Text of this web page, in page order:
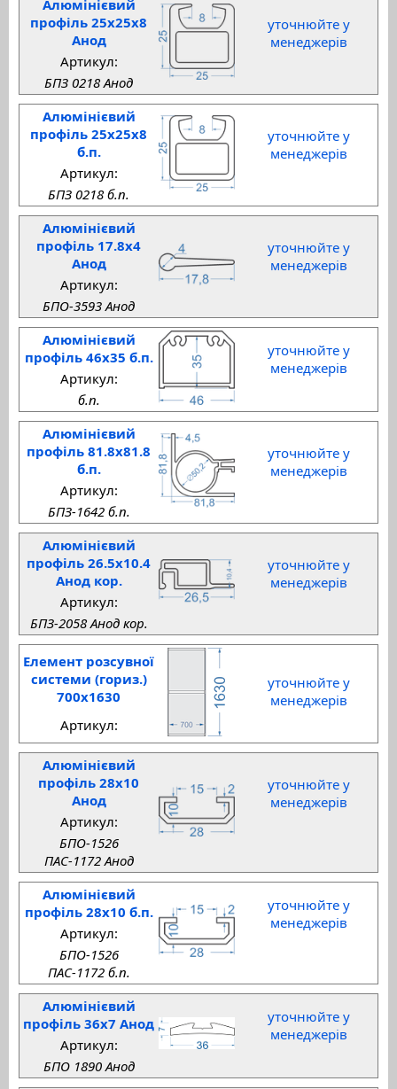
Алюмінієвий
профіль 25x25x8
Анод
уточнюйте у
менеджерів
Артикул:
БПЗ 0218 Анод
Алюмінієвий
профіль 25x25x8
б.п.
уточнюйте у
менеджерів
Артикул:
БПЗ 0218 б.п.
Алюмінієвий
профіль 17.8x4
Анод
уточнюйте у
менеджерів
Артикул:
БПО-3593 Анод
Алюмінієвий
профіль 46x35 б.п.
уточнюйте у
менеджерів
Артикул:
б.п.
Алюмінієвий
профіль 81.8x81.8
б.п.
уточнюйте у
менеджерів
Артикул:
БПЗ-1642 б.п.
Алюмінієвий
профіль 26.5x10.4
Анод кор.
уточнюйте у
менеджерів
Артикул:
БПЗ-2058 Анод кор.
Елемент розсувної
системи (гориз.)
700x1630
уточнюйте у
менеджерів
Артикул:
Алюмінієвий
профіль 28x10
Анод
уточнюйте у
менеджерів
Артикул:
БПО-1526
ПАС-1172 Анод
Алюмінієвий
профіль 28x10 б.п.
уточнюйте у
менеджерів
Артикул:
БПО-1526
ПАС-1172 б.п.
Алюмінієвий
профіль 36x7 Анод
уточнюйте у
менеджерів
Артикул:
БПО 1890 Анод